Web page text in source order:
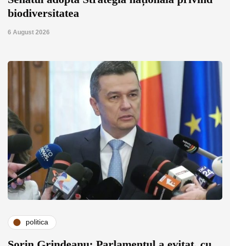
biodiversitatea
6 August 2026
politica